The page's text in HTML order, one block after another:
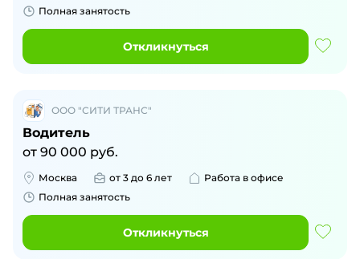
Полная занятость
Откликнуться
ООО "СИТИ ТРАНС"
Водитель
от 90 000 руб.
Москва от 3 до 6 лет
Работа в офисе
Полная занятость
Откликнуться